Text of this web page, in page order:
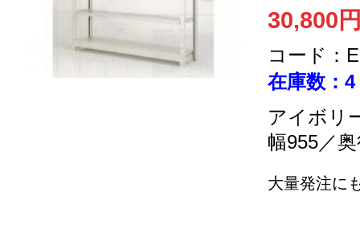
30,800
コード：
在庫数：4
アイボリ
幅955／
大量発注に